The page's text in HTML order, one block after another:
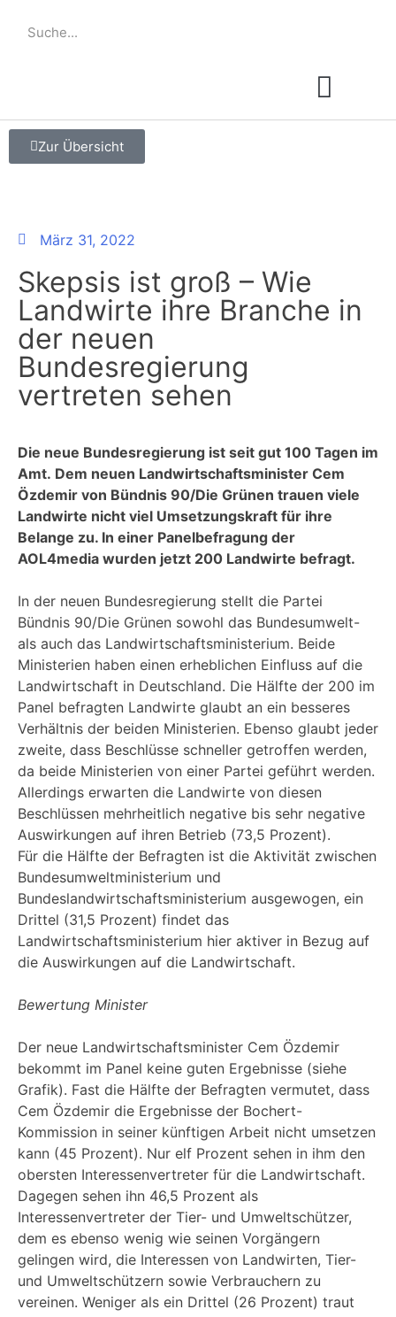
Zur Übersicht
März 31, 2022
Skepsis ist groß – Wie
Landwirte ihre Branche in
der neuen
Bundesregierung
vertreten sehen
Die neue Bundesregierung ist seit gut 100 Tagen im
Amt. Dem neuen Landwirtschaftsminister Cem
Özdemir von Bündnis 90/Die Grünen trauen viele
Landwirte nicht viel Umsetzungskraft für ihre
Belange zu. In einer Panelbefragung der
AOL4media wurden jetzt 200 Landwirte befragt.
In der neuen Bundesregierung stellt die Partei
Bündnis 90/Die Grünen sowohl das Bundesumwelt-
als auch das Landwirtschaftsministerium. Beide
Ministerien haben einen erheblichen Einfluss auf die
Landwirtschaft in Deutschland. Die Hälfte der 200 im
Panel befragten Landwirte glaubt an ein besseres
Verhältnis der beiden Ministerien. Ebenso glaubt jeder
zweite, dass Beschlüsse schneller getroffen werden,
da beide Ministerien von einer Partei geführt werden.
Allerdings erwarten die Landwirte von diesen
Beschlüssen mehrheitlich negative bis sehr negative
Auswirkungen auf ihren Betrieb (73,5 Prozent).
Für die Hälfte der Befragten ist die Aktivität zwischen
Bundesumweltministerium und
Bundeslandwirtschaftsministerium ausgewogen, ein
Drittel (31,5 Prozent) findet das
Landwirtschaftsministerium hier aktiver in Bezug auf
die Auswirkungen auf die Landwirtschaft.
Bewertung Minister
Der neue Landwirtschaftsminister Cem Özdemir
bekommt im Panel keine guten Ergebnisse (siehe
Grafik). Fast die Hälfte der Befragten vermutet, dass
Cem Özdemir die Ergebnisse der Bochert-
Kommission in seiner künftigen Arbeit nicht umsetzen
kann (45 Prozent). Nur elf Prozent sehen in ihm den
obersten Interessenvertreter für die Landwirtschaft.
Dagegen sehen ihn 46,5 Prozent als
Interessenvertreter der Tier- und Umweltschützer,
dem es ebenso wenig wie seinen Vorgängern
gelingen wird, die Interessen von Landwirten, Tier-
und Umweltschützern sowie Verbrauchern zu
vereinen. Weniger als ein Drittel (26 Prozent) traut